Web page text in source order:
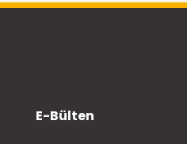
E-Bülten